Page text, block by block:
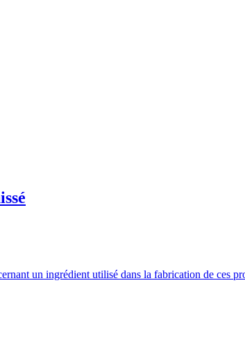
un ingrédient utilisé dans la fabrication de ces